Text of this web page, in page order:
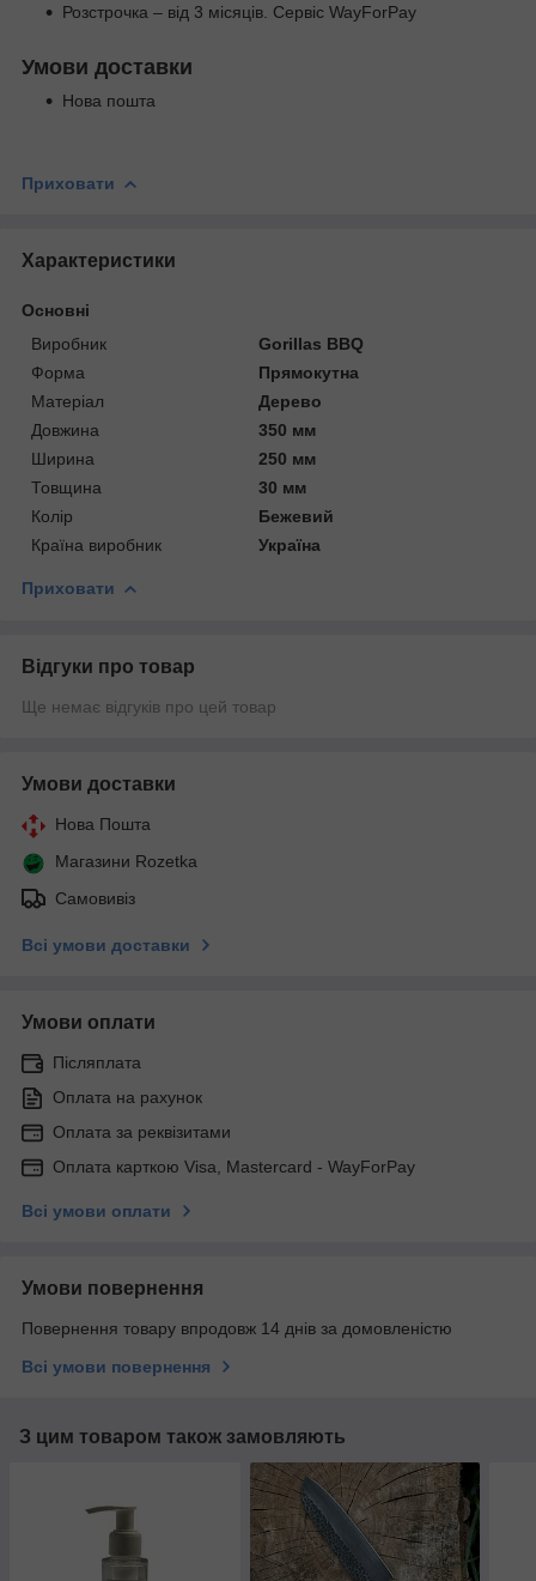
Розстрочка – від 3 місяців. Сервіс WayForPay
Умови доставки
Нова пошта
Приховати
Характеристики
Основні
Виробник
Gorillas BBQ
Форма
Прямокутна
Матеріал
Дерево
Довжина
350 мм
Ширина
250 мм
Товщина
30 мм
Колір
Бежевий
Країна виробник
Україна
Приховати
Відгуки про товар
Ще немає відгуків про цей товар
Умови доставки
Нова Пошта
Магазини Rozetka
Самовивіз
Всі умови доставки
Умови оплати
Післяплата
Оплата на рахунок
Оплата за реквізитами
Оплата карткою Visa, Mastercard - WayForPay
Всі умови оплати
Умови повернення
Повернення товару впродовж 14 днів за домовленістю
Всі умови повернення
З цим товаром також замовляють